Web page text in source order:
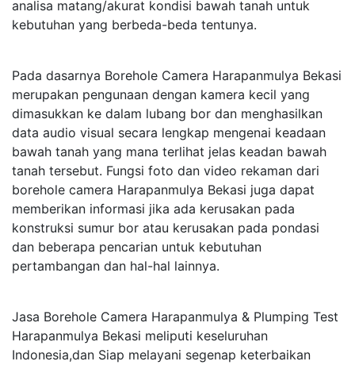
analisa matang/akurat kondisi bawah tanah untuk
kebutuhan yang berbeda-beda tentunya.
Pada dasarnya Borehole Camera Harapanmulya Bekasi
merupakan pengunaan dengan kamera kecil yang
dimasukkan ke dalam lubang bor dan menghasilkan
data audio visual secara lengkap mengenai keadaan
bawah tanah yang mana terlihat jelas keadan bawah
tanah tersebut. Fungsi foto dan video rekaman dari
borehole camera Harapanmulya Bekasi juga dapat
memberikan informasi jika ada kerusakan pada
konstruksi sumur bor atau kerusakan pada pondasi
dan beberapa pencarian untuk kebutuhan
pertambangan dan hal-hal lainnya.
Jasa Borehole Camera Harapanmulya & Plumping Test
Harapanmulya Bekasi meliputi keseluruhan
Indonesia,dan Siap melayani segenap keterbaikan